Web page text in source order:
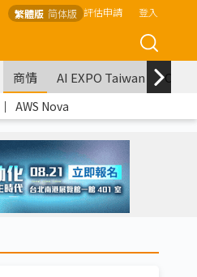
繁體版 简体版 評估申請 登入
商情 AI EXPO Taiwan
｜ AWS Nova